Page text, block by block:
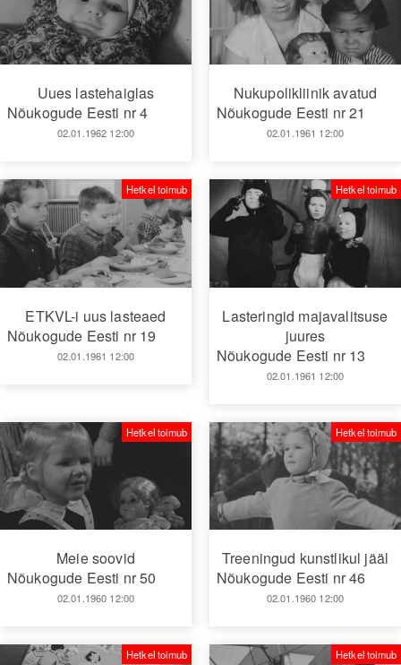
Uues lastehaiglas
Nõukogude Eesti nr 4
02.01.1962 12:00
Nukupolikliinik avatud
Nõukogude Eesti nr 21
02.01.1961 12:00
ETKVL-i uus lasteaed
Nõukogude Eesti nr 19
02.01.1961 12:00
Hetkel toimub
Lasteringid majavalitsuse
juures
Nõukogude Eesti nr 13
02.01.1961 12:00
Hetkel toimub
Meie soovid
Nõukogude Eesti nr 50
02.01.1960 12:00
Hetkel toimub
Treeningud kunstlikul jääl
Nõukogude Eesti nr 46
02.01.1960 12:00
Hetkel toimub
Hetkel toimub Hetkel toimub